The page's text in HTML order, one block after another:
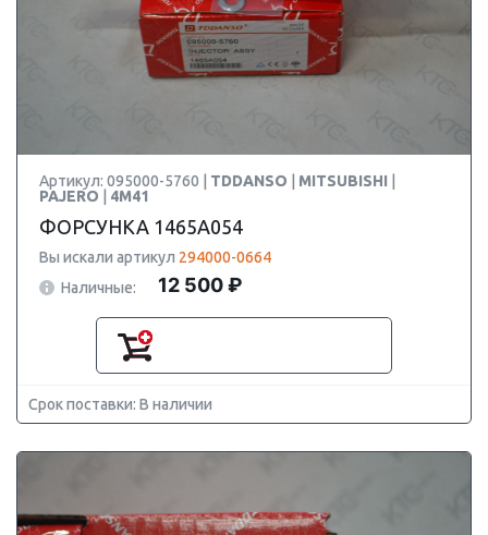
Артикул: 095000-5760 | TDDANSO MITSUBISHI
PAJERO
4M41
ФОРСУНКА 1465A054
Вы искали артикул 294000-0664
Наличные:
12 500 ₽
Срок поставки: В наличии